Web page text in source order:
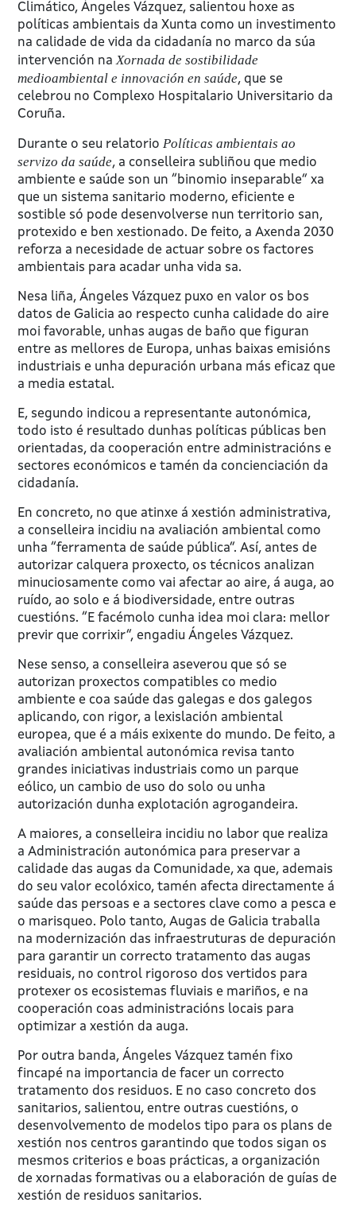
Climático, Ángeles Vázquez, salientou hoxe as
políticas ambientais da Xunta como un investimento
na calidade de vida da cidadanía no marco da súa
intervención naXornada de sostibilidade
medioambiental e innovación en saúde, que se
celebrou no Complexo Hospitalario Universitario da
Coruña.
Durante o seu relatorioPolíticas ambientais ao
servizo da saúde, a conselleira subliñou que medio
ambiente e saúde son un “binomio inseparable” xa
que un sistema sanitario moderno, eficiente e
sostible só pode desenvolverse nun territorio san,
protexido e ben xestionado. De feito, a Axenda 2030
reforza a necesidade de actuar sobre os factores
ambientais para acadar unha vida sa.
Nesa liña, Ángeles Vázquez puxo en valor os bos
datos de Galicia ao respecto cunha calidade do aire
moi favorable, unhas augas de baño que figuran
entre as mellores de Europa, unhas baixas emisións
industriais e unha depuración urbana más eficaz que
a media estatal.
E, segundo indicou a representante autonómica,
todo isto é resultado dunhas políticas públicas ben
orientadas, da cooperación entre administracións e
sectores económicos e tamén da concienciación da
cidadanía.
En concreto, no que atinxe á xestión administrativa,
a conselleira incidiu na avaliación ambiental como
unha “ferramenta de saúde pública”. Así, antes de
autorizar calquera proxecto, os técnicos analizan
minuciosamente como vai afectar ao aire, á auga, ao
ruído, ao solo e á biodiversidade, entre outras
cuestións. “E facémolo cunha idea moi clara: mellor
previr que corrixir”, engadiu Ángeles Vázquez.
Nese senso, a conselleira aseverou que só se
autorizan proxectos compatibles co medio
ambiente e coa saúde das galegas e dos galegos
aplicando, con rigor, a lexislación ambiental
europea, que é a máis exixente do mundo. De feito, a
avaliación ambiental autonómica revisa tanto
grandes iniciativas industriais como un parque
eólico, un cambio de uso do solo ou unha
autorización dunha explotación agrogandeira.
A maiores, a conselleira incidiu no labor que realiza
a Administración autonómica para preservar a
calidade das augas da Comunidade, xa que, ademais
do seu valor ecolóxico, tamén afecta directamente á
saúde das persoas e a sectores clave como a pesca e
o marisqueo. Polo tanto, Augas de Galicia traballa
na modernización das infraestruturas de depuración
para garantir un correcto tratamento das augas
residuais, no control rigoroso dos vertidos para
protexer os ecosistemas fluviais e mariños, e na
cooperación coas administracións locais para
optimizar a xestión da auga.
Por outra banda, Ángeles Vázquez tamén fixo
fincapé na importancia de facer un correcto
tratamento dos residuos. E no caso concreto dos
sanitarios, salientou, entre outras cuestións, o
desenvolvemento de modelos tipo para os plans de
xestión nos centros garantindo que todos sigan os
mesmos criterios e boas prácticas, a organización
de xornadas formativas ou a elaboración de guías de
xestión de residuos sanitarios.